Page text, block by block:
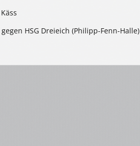
HSG Dreieich (Philipp-Fenn-Halle)